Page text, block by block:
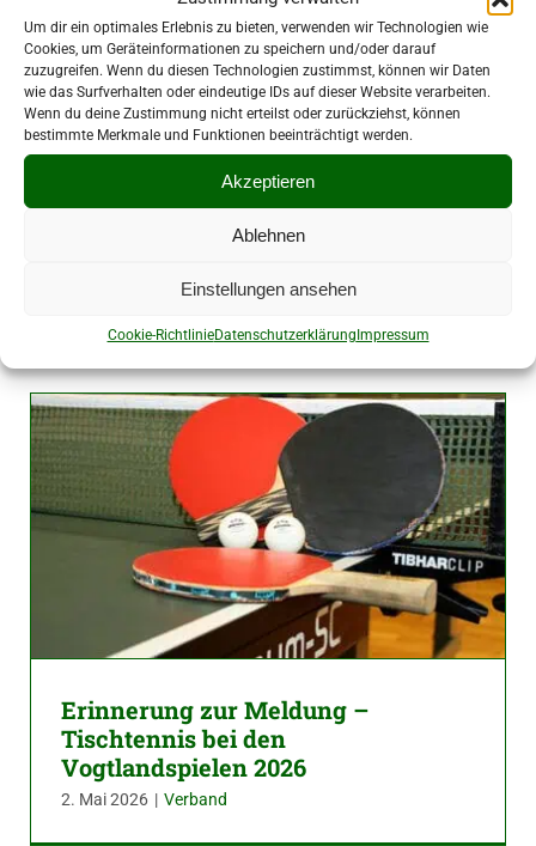
Um dir ein optimales Erlebnis zu bieten, verwenden wir Technologien wie
Cookies, um Geräteinformationen zu speichern und/oder darauf
zuzugreifen. Wenn du diesen Technologien zustimmst, können wir Daten
wie das Surfverhalten oder eindeutige IDs auf dieser Website verarbeiten.
Wenn du deine Zustimmung nicht erteilst oder zurückziehst, können
bestimmte Merkmale und Funktionen beeinträchtigt werden.
Akzeptieren
Ablehnen
Einstellungen ansehen
Cookie-RichtlinieDatenschutzerklärung Impressum
Verband
Erinnerung zur Meldung –
Tischtennis bei den
Vogtlandspielen 2026
2. Mai 2026 | Verband